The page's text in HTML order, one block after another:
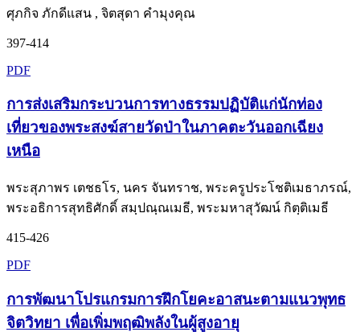
ศุภกิจ ภักดีแสน , จิตสุดา คำมุงคุณ
397-414
PDF
การส่งเสริมกระบวนการทางธรรมปฏิบัติแก่นักท่อง
เที่ยวของพระสงฆ์สายวัดป่าในภาคตะวันออกเฉียง
เหนือ
พระสุภาพร เตชธโร, นคร จันทราช, พระครูประโชติเมธาภรณ์,
พระอธิการสุทธิศักดิ์ สมฺปณฺณเมธี, พระมหาสุวัฒน์ กิตฺติเมธี
415-426
PDF
การพัฒนาโปรแกรมการฝึกโยคะอาสนะตามแนวพุทธ
จิตวิทยา เพื่อเพิ่มพฤฒิพลังในผู้สูงอายุ